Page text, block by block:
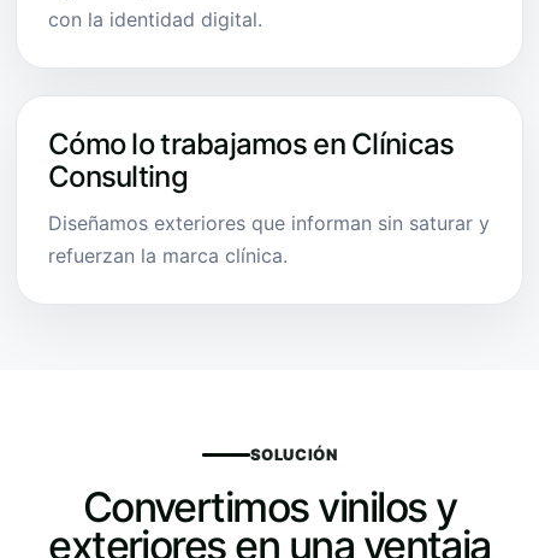
con la identidad digital.
Cómo lo trabajamos en Clínicas
Consulting
Diseñamos exteriores que informan sin saturar y
refuerzan la marca clínica.
SOLUCIÓN
Convertimos vinilos y
exteriores en una ventaja